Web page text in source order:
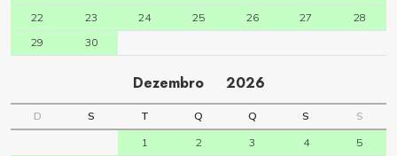
22
23 24 25 26 27
28
29
30
Dezembro 2026
D S T Q Q S
S
1
2 3 4
5